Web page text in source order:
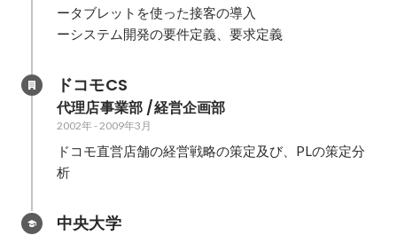
ータブレットを使った接客の導入
ーシステム開発の要件定義、要求定義
ドコモCS
代理店事業部 /経営企画部
2002年-2009年3月
ドコモ直営店舗の経営戦略の策定及び、PLの策定分
析
中央大学